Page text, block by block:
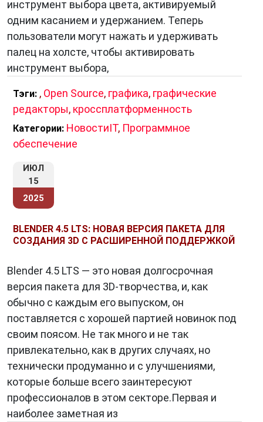
инструмент выбора цвета, активируемый
одним касанием и удержанием. Теперь
пользователи могут нажать и удерживать
палец на холсте, чтобы активировать
инструмент выбора,
Тэги: , Open Source, графика, графические
редакторы, кроссплатформенность
Категории: НовостиIT, Программное
обеспечение
ИЮЛ
15
2025
BLENDER 4.5 LTS: НОВАЯ ВЕРСИЯ ПАКЕТА ДЛЯ
СОЗДАНИЯ 3D С РАСШИРЕННОЙ ПОДДЕРЖКОЙ
Blender 4.5 LTS — это новая долгосрочная
версия пакета для 3D-творчества, и, как
обычно с каждым его выпуском, он
поставляется с хорошей партией новинок под
своим поясом. Не так много и не так
привлекательно, как в других случаях, но
технически продуманно и с улучшениями,
которые больше всего заинтересуют
профессионалов в этом секторе.Первая и
наиболее заметная из